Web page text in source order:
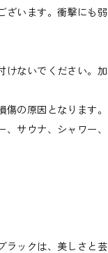
ざいます。衝撃にも弱
けないでください。加
の原因となります。
サウナ、シャワー、
ラックは、美しさと芸